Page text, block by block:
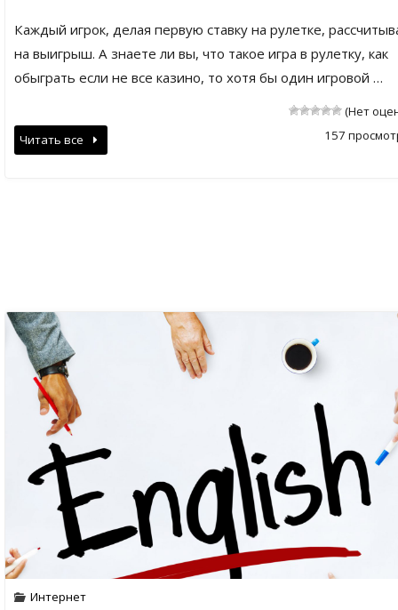
Каждый игрок, делая первую ставку на рулетке,
на выигрыш. А знаете ли вы, что такое игра в рулетку, как
обыграть если не все казино, то хотя бы один игровой …
(Нет
157
Читать все
Интернет